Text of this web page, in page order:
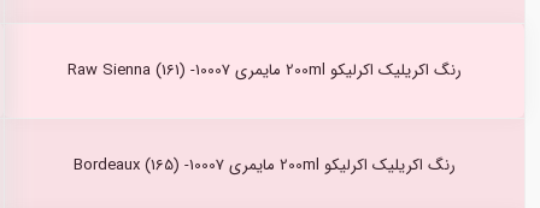
رنگ اکریلیک اکرلیکو 200ml مایمری Raw Sienna (161) -10007
رنگ اکریلیک اکرلیکو 200ml مایمری Bordeaux (165) -10007